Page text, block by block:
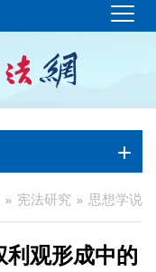
宪法研究 思想学说
利观形成中的